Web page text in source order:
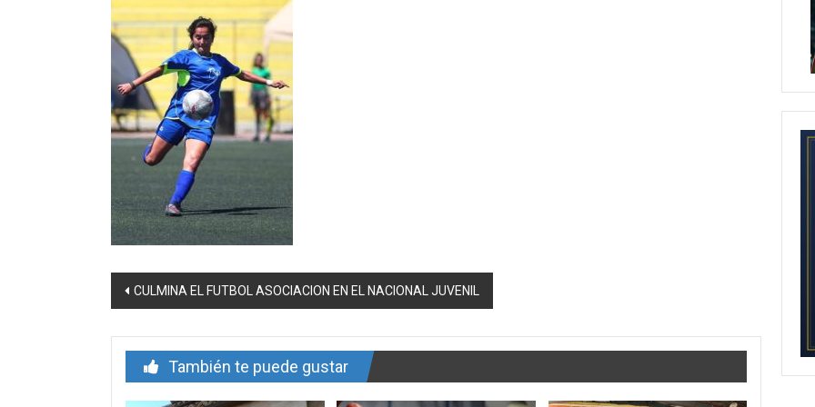
Navegación
entrada
CULMINA EL FUTBOL ASOCIACION EN EL NACIONAL JUVENIL
También te puede gustar